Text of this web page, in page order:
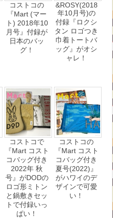
コストコの
『Mart (マー
ト) 2018年10
月号』付録が
日本のバッ
グ！
&ROSY(2018
年10月号)の
付録『ロクシ
タン ロゴつき
巾着トートバ
ッグ』がオシ
ャレ！
コストコで
『Mart コスト
コバッグ付き
2022年 秋
号』がDODの
ロゴ形ミトン
と鍋敷きセッ
トで付録いっ
ぱい！
コストコの
『Mart コスト
コバッグ付き
夏号(2022)』
がハワイのデ
ザインで可愛
い！